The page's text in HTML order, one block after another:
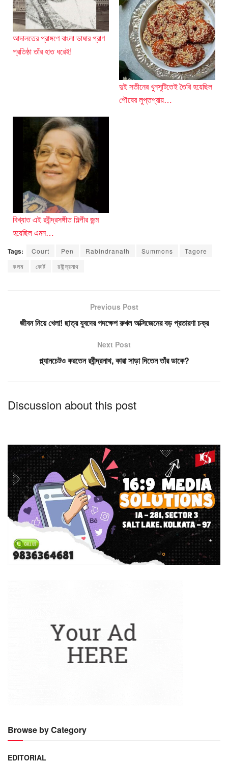
আদালতের প্রাঙ্গণে বাংলা ভাষার প্রাণ
প্রতিষ্ঠা তাঁর হাত ধরেই!
দুই সতীনের খুনসুটিতেই তৈরি হয়েছিল
পৌষের লুপ্তপ্রায়…
বিখ্যাত এই রবীন্দ্রসঙ্গীত শিল্পীর জন্ম
হয়েছিল এমন…
Tags: Court Pen Rabindranath Summons
Tagore
কলম
কোর্ট রবীন্দ্রনাথ
Previous Post
জীবন নিয়ে খেলা! ছাত্র যুবদের পদক্ষেপ রুখল অক্সিজেনের বড় প্রতারণা চক্র
Next Post
প্ল্যানচেটও করতেন রবীন্দ্রনাথ, কারা সাড়া দিতেন তাঁর ডাকে?
Discussion about this post
Browse by Category
EDITORIAL